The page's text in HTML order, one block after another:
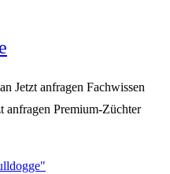
Jetzt anfragen Fachwissen
anfragen Premium-Züchter